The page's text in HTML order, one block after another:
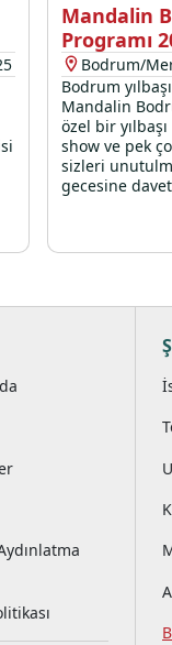
Mandalin
Programı
Bodrum/
Bodrum
Mandalin
özel bir
show ve pek
sizleri
gecesine